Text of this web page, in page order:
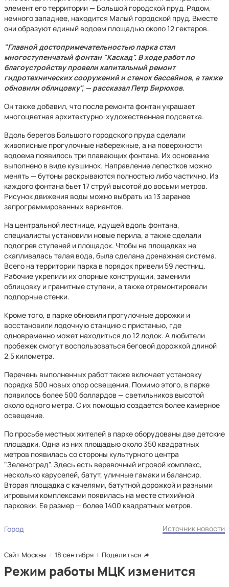
элемент его территории — Большой городской пруд. Рядом,
немного западнее, находится Малый городской пруд. Вместе
они образуют единый водоем площадью около 12 гектаров.
"Главной достопримечательностью парка стал
многоступенчатый фонтан "Каскад". В ходе работ по
благоустройству провели капитальный ремонт
гидротехнических сооружений и стенок бассейнов, а также
обновили облицовку", — рассказал Петр Бирюков.
Он также добавил, что после ремонта фонтан украшает
многоцветная архитектурно-художественная подсветка.
Вдоль берегов Большого городского пруда сделали
живописные прогулочные набережные, а на поверхности
водоема появилось три плавающих фонтана. Их основание
выполнено в виде кувшинок. Направление лепестков можно
менять — бутоны раскрываются полностью либо частично. Из
каждого фонтана бьет 17 струй высотой до восьми метров.
Рисунок движения воды можно выбрать из 13 заранее
запрограммированных вариантов.
На центральной лестнице, идущей вдоль фонтана,
специалисты установили новые перила, а также сделали
подогрев ступеней и площадок. Чтобы на площадках не
скапливалась талая вода, была сделана дренажная система.
Всего на территории парка в порядок привели 59 лестниц.
Рабочие укрепили их опорные конструкции, заменили
облицовку и гранитные ступени, а также отремонтировали
подпорные стенки.
Кроме того, в парке обновили прогулочные дорожки и
восстановили лодочную станцию с пристанью, где
одновременно может находиться до 12 лодок. А любители
пробежек смогут воспользоваться беговой дорожкой длиной
2,5 километра.
Перечень выполненных работ также включает установку
порядка 500 новых опор освещения. Помимо этого, в парке
появилось более 500 боллардов — светильников высотой
около одного метра. С их помощью создается более камерное
освещение.
По просьбе местных жителей в парке оборудованы две детские
площадки. Одна из них площадью около 350 квадратных
метров появилась со стороны культурного центра
"Зеленоград". Здесь есть веревочный игровой комплекс,
несколько каруселей, батут, уличные гамаки и балансир.
Вторая площадка с качелями, батутной дорожкой и разными
игровыми комплексами появилась на месте стихийной
парковки. Ее размер — более 1400 квадратных метров.
Город Источник новости
Сайт Москвы 18 сентября Поделиться
Режим работы МЦК изменится